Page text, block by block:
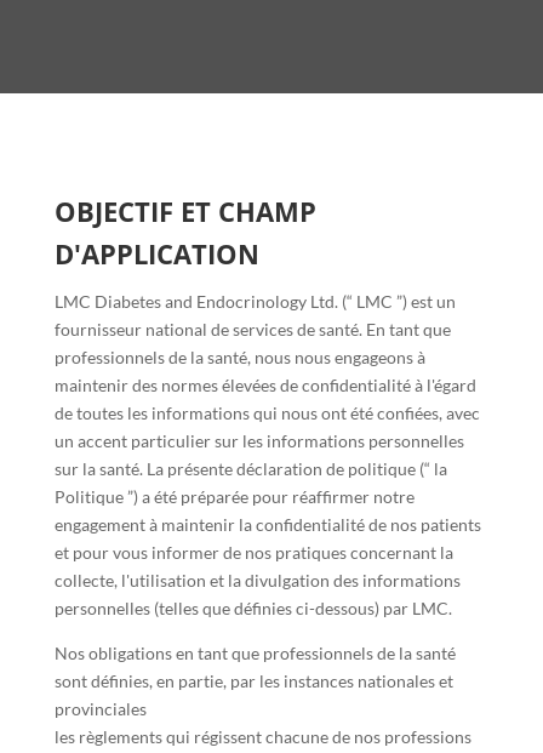
OBJECTIF ET CHAMP
D'APPLICATION
LMC Diabetes and Endocrinology Ltd. (“ LMC ”) est un
fournisseur national de services de santé. En tant que
professionnels de la santé, nous nous engageons à
maintenir des normes élevées de confidentialité à l'égard
de toutes les informations qui nous ont été confiées, avec
un accent particulier sur les informations personnelles
sur la santé. La présente déclaration de politique (“ la
Politique ”) a été préparée pour réaffirmer notre
engagement à maintenir la confidentialité de nos patients
et pour vous informer de nos pratiques concernant la
collecte, l'utilisation et la divulgation des informations
personnelles (telles que définies ci-dessous) par LMC.
Nos obligations en tant que professionnels de la santé
sont définies, en partie, par les instances nationales et
provinciales
les règlements qui régissent chacune de nos professions